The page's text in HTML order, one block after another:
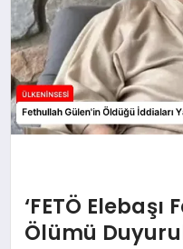
YAŞAM
MALATYA HABERLERI
‘FETÖ
Ölümü